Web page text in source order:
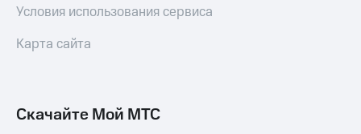
Условия использования сервиса
Карта сайта
Скачайте Мой МТС